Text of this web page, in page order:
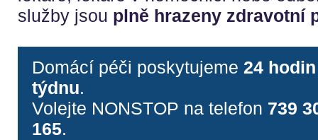
služby jsou plně hrazeny zdravotní
Domácí péči poskytujeme 24
týdnu.
Volejte NONSTOP na telefon 739
165.